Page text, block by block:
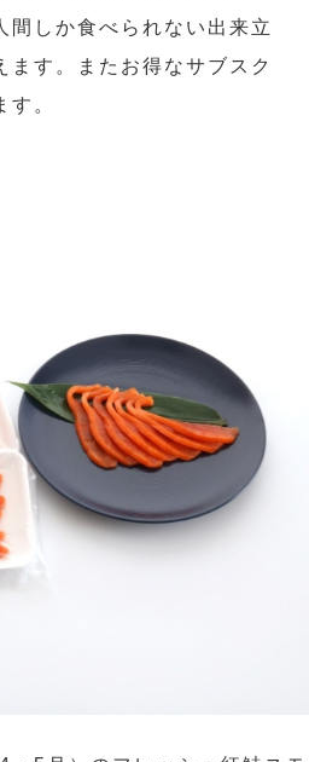
間しか食べられない出来立
ます。またお得なサブスク
す。